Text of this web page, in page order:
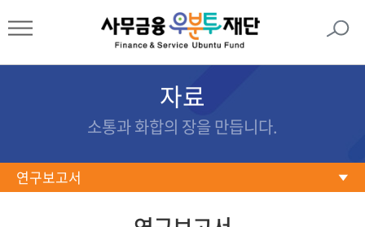
자료
소통과 화합의 장을 만듭니다.
연구보고서